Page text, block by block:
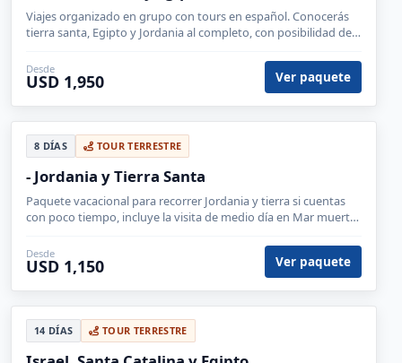
Viajes organizado en grupo con tours en español. Conocerás
tierra santa, Egipto y Jordania al completo, con posibilidad de
Desde
USD 1,950 Ver paquete
8 DÍAS TOUR TERRESTRE
- Jordania y Tierra Santa
Paquete vacacional para recorrer Jordania y tierra si cuentas
con poco tiempo, incluye la visita de medio día en Mar muerto
Desde
USD 1,150 Ver paquete
14 DÍAS TOUR TERRESTRE